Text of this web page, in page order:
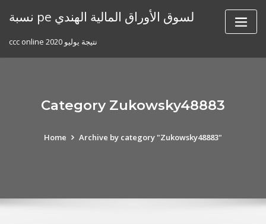
نسبة pe لسوق الأوراق المالية الهندي
ccc online نتيجة يوليو 2020
Category Zukowsky48883
Home Archive by category "Zukowsky48883"